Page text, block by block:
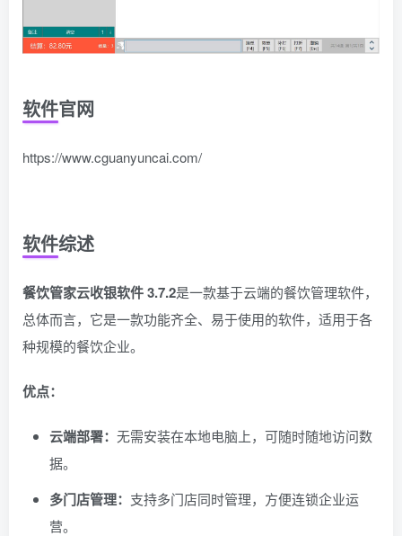
软件官网
https://www.cguanyuncai.com/
软件综述
餐饮管家云收银软件 3.7.2是一款基于云端的餐饮管理软件，
总体而言，它是一款功能齐全、易于使用的软件，适用于各
种规模的餐饮企业。
优点：
云端部署： 无需安装在本地电脑上，可随时随地访问数
据。
多门店管理： 支持多门店同时管理，方便连锁企业运
营。